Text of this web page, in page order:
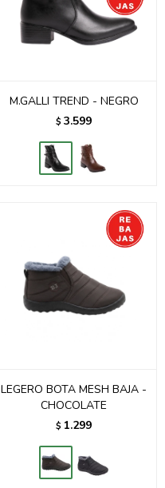
M.GALLI TREND - NEGRO
$ 3.599
LEGERO BOTA MESH BAJA -
CHOCOLATE
$ 1.299